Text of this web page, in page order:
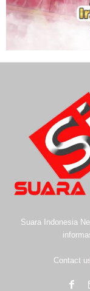
Suara Indonesia
Contact